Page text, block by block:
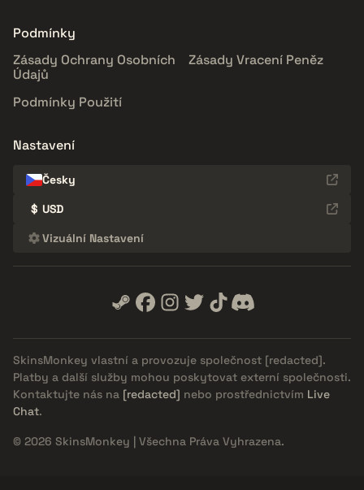
Podmínky
Zásady Ochrany Osobních
Údajů
Zásady Vracení Peněz
Podmínky Použití
Nastavení
Česky
$ USD
Vizuální Nastavení
SkinsMonkey vlastní a provozuje společnost [redacted].
Platby a další služby mohou poskytovat externí společnosti.
Kontaktujte nás na [redacted] nebo prostřednictvím Live
Chat.
© 2026 SkinsMonkey | Všechna Práva Vyhrazena.